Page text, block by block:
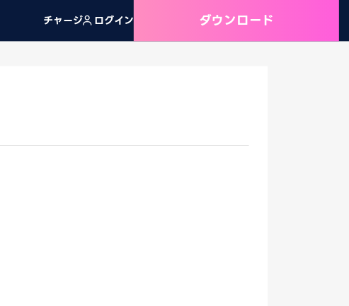
チャージ ログイン ダウンロード